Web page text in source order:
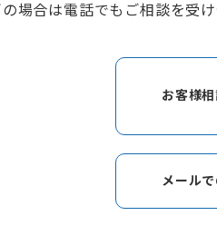
場合は電話でもご相談を受け
お客様
メール